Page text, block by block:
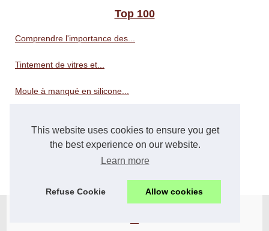
This website uses cookies to ensure you get
the best experience on our website.
Learn more
Refuse Cookie Allow cookies
Top 100
Comprendre l'importance des...
Tintement de vitres et...
Moule à manqué en silicone...
Choisir la bonne litière...